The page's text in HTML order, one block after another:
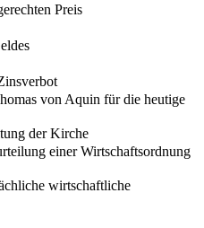
Preis
von Aquin für die heutige
der Kirche
einer Wirtschaftsordnung
wirtschaftliche